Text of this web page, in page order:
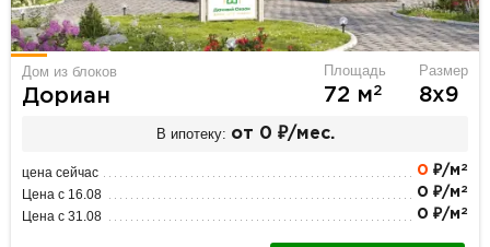
Дом из блоков
Дориан
Площадь
72 м2
Размер
8х9
В ипотеку: от 0 ₽/мес.
цена сейчас 0 ₽/м 2
Цена с 16.08 0 ₽/м 2
Цена с 31.08 0 ₽/м 2